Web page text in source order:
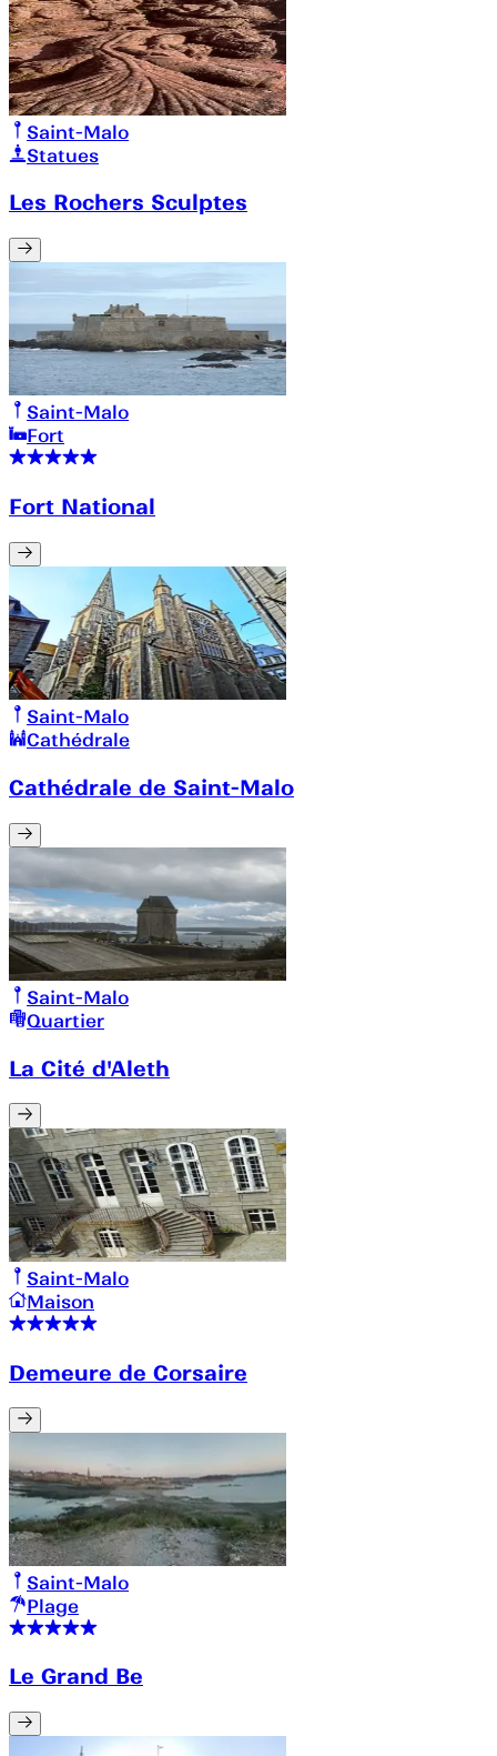
Saint-Malo
Statues
Les Rochers Sculptes
Saint-Malo
Fort
Fort National
Saint-Malo
Cathédrale
Cathédrale de Saint-Malo
Saint-Malo
Quartier
La Cité d'Aleth
Saint-Malo
Maison
Demeure de Corsaire
Saint-Malo
Plage
Le Grand Be